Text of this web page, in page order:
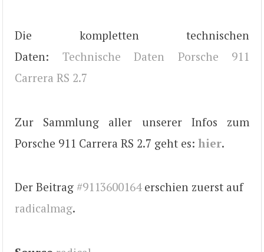
Die kompletten technischen
Daten: Technische Daten Porsche 911
Carrera RS 2.7
Zur Sammlung aller unserer Infos zum
Porsche 911 Carrera RS 2.7 geht es: hier.
Der Beitrag #9113600164erschien zuerst auf
radicalmag.